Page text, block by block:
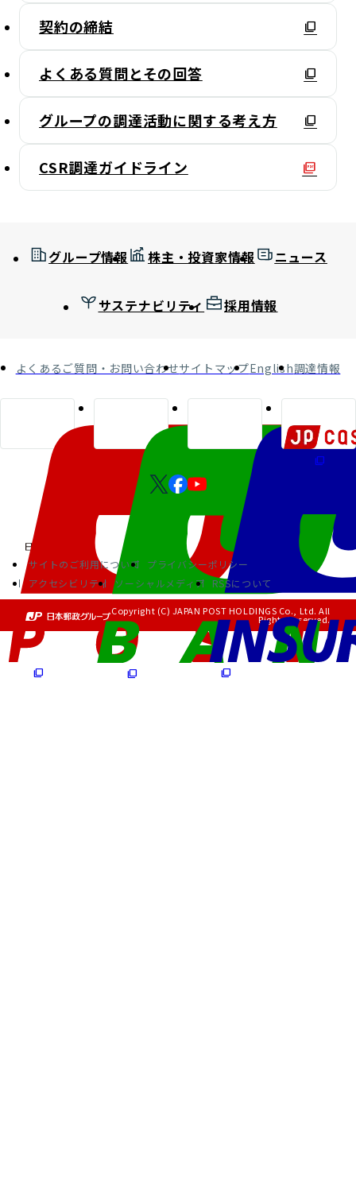
契約の締結
よくある質問とその回答
グループの調達活動に関する考え方
CSR調達ガイドライン
グループ情報 株主・投資家情報 ニュース
サステナビリティ 採用情報
よくあるご質問・お問い合わせサイトマップEnglish調達情報
サイトのご利用について
プライバシーポリシー
アクセシビリティ
ソーシャルメディア RSSについて
Copyright (C) JAPAN POST HOLDINGS Co., Ltd. All
Rights Reserved.